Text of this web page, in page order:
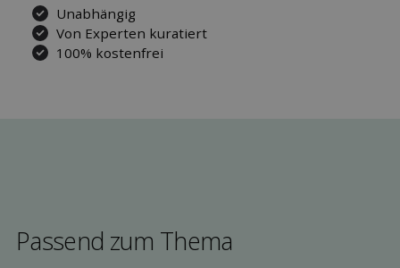
Unabhängig
Von Experten kuratiert
100% kostenfrei
Passend zum Thema